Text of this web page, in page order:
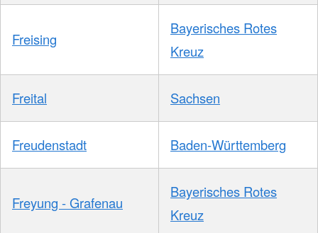
Freising
Bayerisches Rotes
Kreuz
Freital Sachsen
Freudenstadt Baden-Württemberg
Freyung - Grafenau
Bayerisches Rotes
Kreuz